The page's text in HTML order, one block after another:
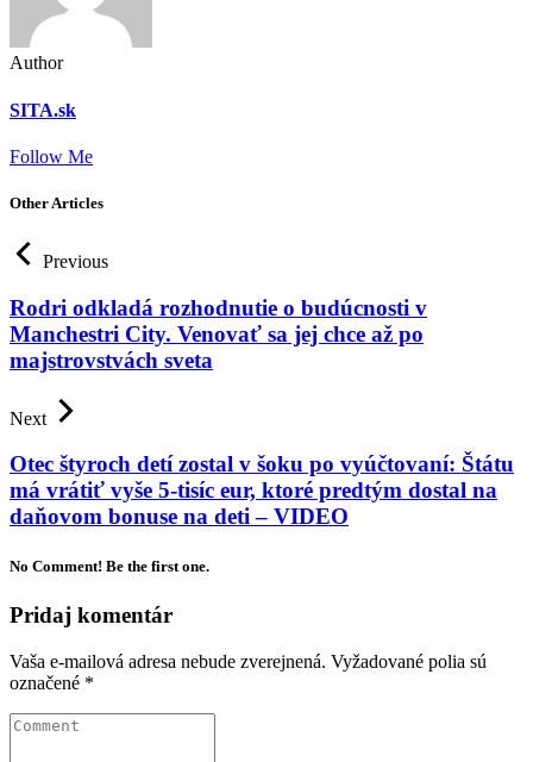
Author
SITA.sk
Follow Me
Other Articles
Previous
Rodri odkladá rozhodnutie o budúcnosti v
Manchestri City. Venovať sa jej chce až po
majstrovstvách sveta
Next
Otec štyroch detí zostal v šoku po vyúčtovaní: Štátu
má vrátiť vyše 5-tisíc eur, ktoré predtým dostal na
daňovom bonuse na deti – VIDEO
No Comment! Be the first one.
Pridaj komentár
Vaša e-mailová adresa nebude zverejnená. Vyžadované polia sú
označené *